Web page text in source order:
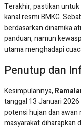
Terakhir, pastikan
kanal resmi BMKG.
berdasarkan dinamika
panduan, namun
utama menghadapi
Penutup dan
Kesimpulannya,
tanggal 13 Januari
potensi hujan dan awan
masyarakat diharapkan